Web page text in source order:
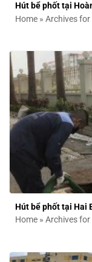
Hút bể phốt tại
Home » Archives
Hút bể phốt tại Hai
Home » Archives